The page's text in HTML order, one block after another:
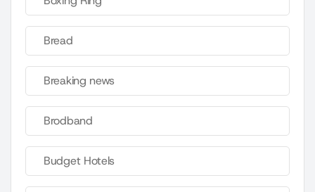
Bread
Breaking news
Brodband
Budget Hotels